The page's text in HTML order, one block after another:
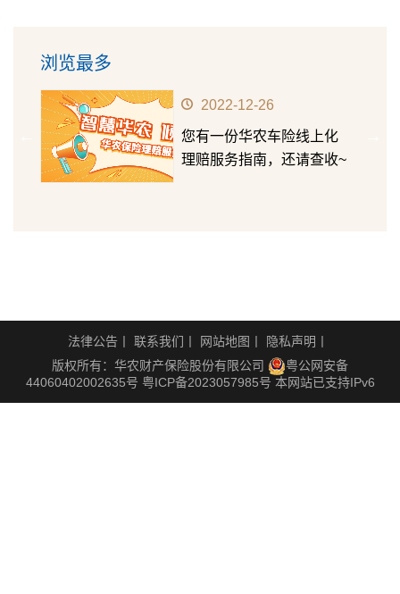
浏览最多
2022-12-26
您有一份华农车险线上化
理赔服务指南，还请查收~
法律公告 联系我们 网站地图 隐私声明
版权所有：华农财产保险股份有限公司
粤公网安备
44060402002635号 粤ICP备2023057985号 本网站已支持IPv6